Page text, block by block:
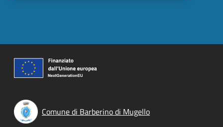
Comune di Barberino di Mugello